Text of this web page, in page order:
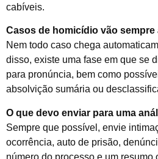
cabíveis.
Casos de homicídio vão
Nem todo caso chega
disso, existe uma fase em que se
para pronúncia, bem como
absolvição sumária ou
O que devo enviar para uma
Sempre que possível, envie
ocorrência, auto de prisão,
número do processo e um resumo